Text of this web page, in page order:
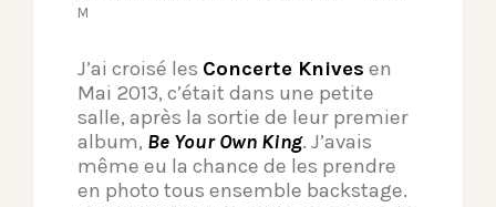
M
J’ai croisé les Concerte Knives en
Mai 2013, c’était dans une petite
salle, après la sortie de leur premier
album, Be Your Own King. J’avais
même eu la chance de les prendre
en photo tous ensemble backstage.